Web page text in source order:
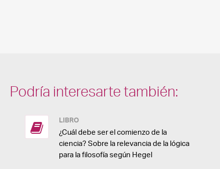
Podría interesarte también:
LIBRO
¿Cuál debe ser el comienzo de la
ciencia? Sobre la relevancia de la lógica
para la filosofía según Hegel